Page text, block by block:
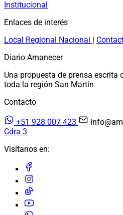
Institucional
Enlaces de interés
Local Regional Nacional |
Diario Amanecer
Una propuesta de prensa escrita
toda la región San Martín
Contacto
+51 928 007 423
Cdra 3
Visítanos en: